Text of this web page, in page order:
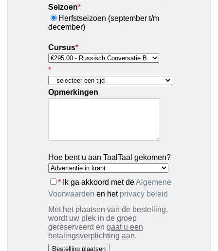
Seizoen*
Herfstseizoen (september t/m
december)
Cursus*
*
Opmerkingen
Hoe bent u aan TaalTaal gekomen?
* Ik ga akkoord met deAlgemene
Voorwaarden en het privacy beleid
Met het plaatsen van de bestelling,
wordt uw plek in de groep
gereserveerd en gaat u een
betalingsverplichting aan.